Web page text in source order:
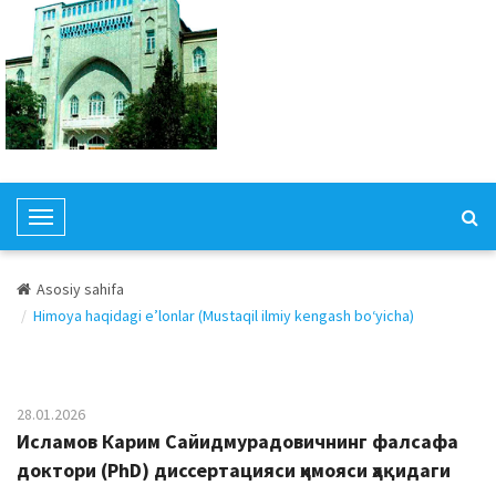
T
o
g
l
a
v
Asosiy sahifa
Himoya haqidagi e’lonlar (Mustaqil ilmiy kengash bo‘yicha)
28.01.2026
Исламов Карим Сайидмурадовичнинг фалсафа
доктори (PhD) диссертацияси ҳимояси ҳақидаги